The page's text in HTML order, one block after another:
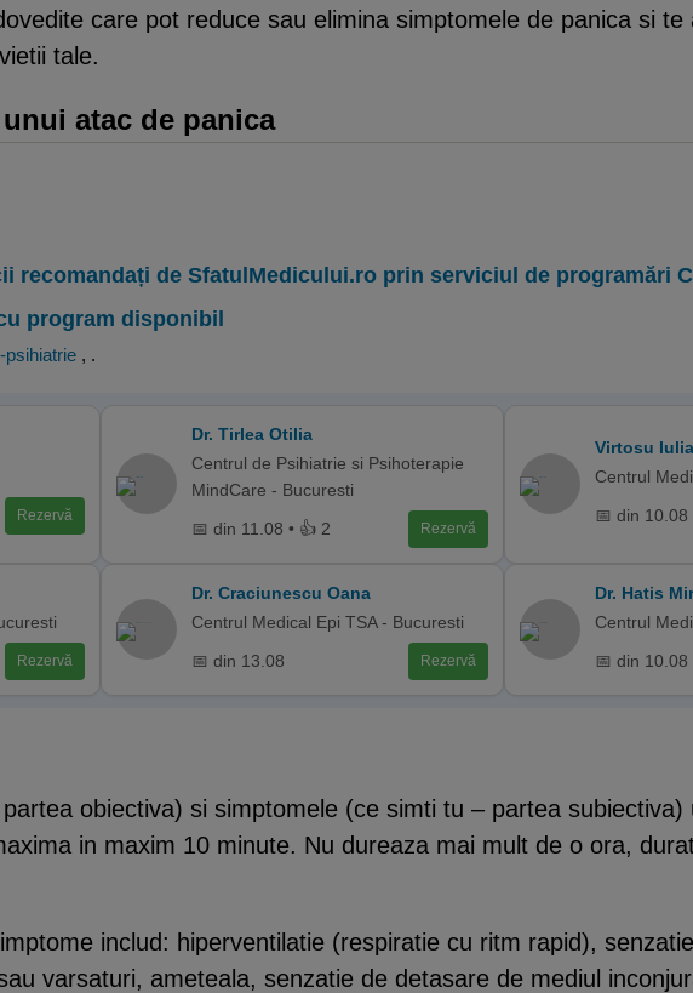
care pot reduce sau elimina simptomele de panica si te
tale.
atac de panica
recomandați de SfatulMedicului.ro prin serviciul de programări
program disponibil
psihiatrie , .
Rezervă
Dr. Tirlea Otilia
Centrul de Psihiatrie si Psihoterapie
MindCare - Bucuresti
📅 din 11.08 • 👍 2 Rezervă
Virtosu Iulia
Centrul
📅 din 10.08
Rezervă
Dr. Craciunescu Oana
Centrul Medical Epi TSA - Bucuresti
📅 din 13.08 Rezervă
Dr. Hatis
Centrul
📅 din 10.08
obiectiva) si simptomele (ce simti tu – partea
in maxim 10 minute. Nu dureaza mai mult de o ora,
includ: hiperventilatie (respiratie cu ritm rapid),
varsaturi, ameteala, senzatie de detasare de mediul